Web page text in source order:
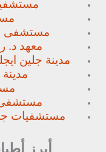
مستشفى
معهد د.
مدينة جلين
مدينة
مستشفى
مستشفيات
أبرز